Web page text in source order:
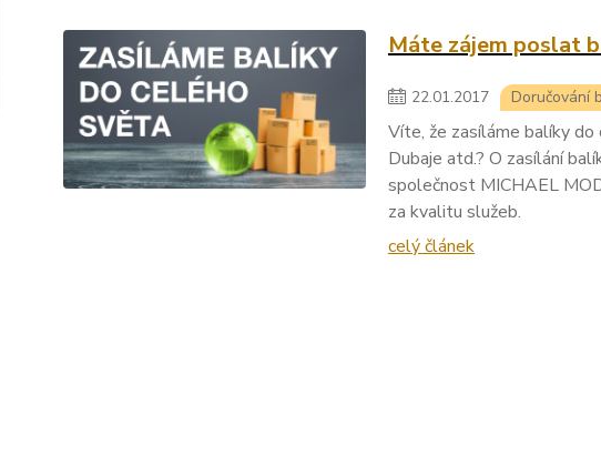
Máte zájem poslat
22.01.2017 Doručování
Víte, že zasíláme balíky do
Dubaje atd.? O zasílání
společnost MICHAEL
za kvalitu služeb.
celý článek